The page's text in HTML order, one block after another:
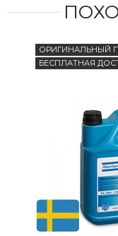
ОРИГИНАЛЬНЫЙ
БЕСПЛАТНАЯ